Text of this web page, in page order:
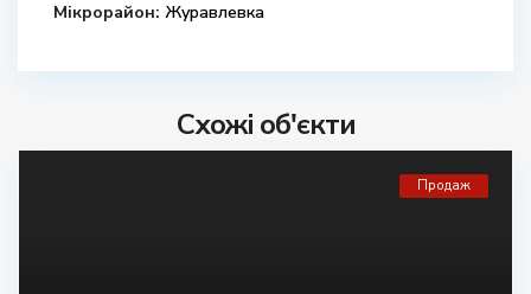
Мікрорайон: Журавлевка
Схожі об'єкти
Продаж